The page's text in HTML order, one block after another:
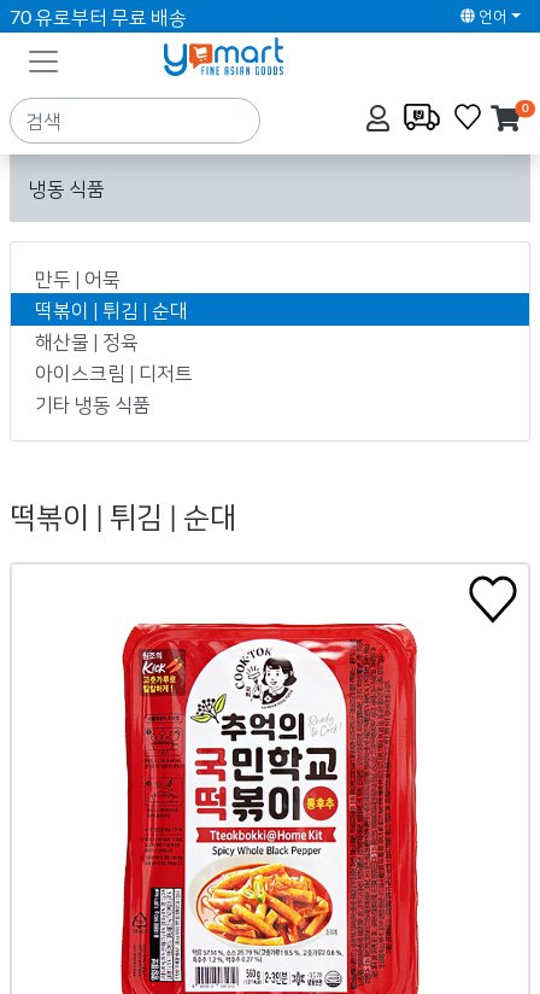
70 유로부터 무료 배송 언어
0
냉동 식품
만두 | 어묵
떡볶이 | 튀김 | 순대
해산물 | 정육
아이스크림 | 디저트
기타 냉동 식품
떡볶이 | 튀김 | 순대